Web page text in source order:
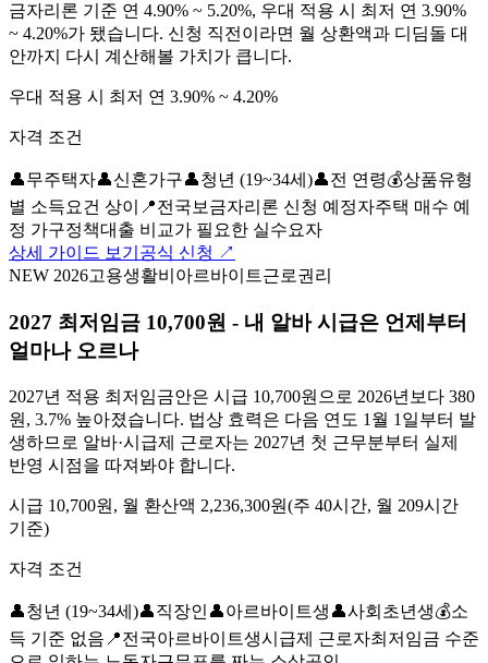
금자리론 기준 연 4.90% ~ 5.20%, 우대 적용 시 최저 연 3.90%
~ 4.20%가 됐습니다. 신청 직전이라면 월 상환액과 디딤돌 대
안까지 다시 계산해볼 가치가 큽니다.
우대 적용 시 최저 연 3.90% ~ 4.20%
자격 조건
👤무주택자👤신혼가구👤청년 (19~34세)👤전 연령💰상품유형
별 소득요건 상이 📍전국보금자리론 신청 예정자주택 매수 예
정 가구정책대출 비교가 필요한 실수요자
상세 가이드 보기 공식 신청 ↗
NEW 2026고용생활비 아르바이트근로권리
2027 최저임금 10,700원 - 내 알바 시급은 언제부터
얼마나 오르나
2027년 적용 최저임금안은 시급 10,700원으로 2026년보다 380
원, 3.7% 높아졌습니다. 법상 효력은 다음 연도 1월 1일부터 발
생하므로 알바·시급제 근로자는 2027년 첫 근무분부터 실제
반영 시점을 따져봐야 합니다.
시급 10,700원, 월 환산액 2,236,300원(주 40시간, 월 209시간
기준)
자격 조건
👤청년 (19~34세)👤직장인 👤아르바이트생 👤사회초년생💰소
득 기준 없음 📍전국아르바이트생시급제 근로자최저임금 수준